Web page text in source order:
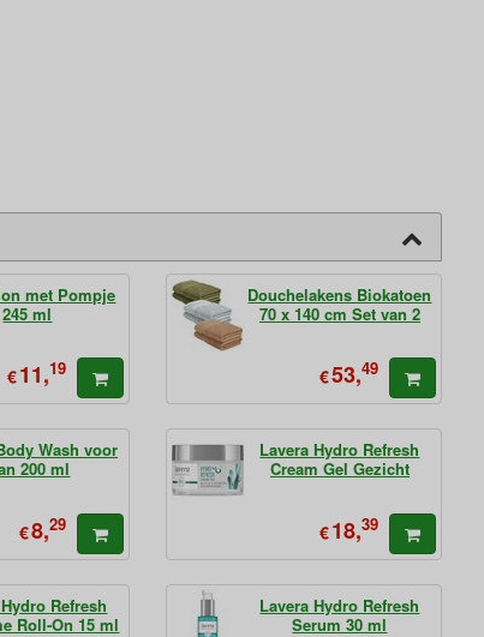
met Pompje
245 ml
€11,19
Douchelakens Biokatoen
70 x 140 cm Set van 2
€53,49
Wash voor
200 ml
€8,29
Lavera Hydro Refresh
Cream Gel Gezicht
€18,39
Refresh
Roll-On 15 ml
Lavera Hydro Refresh
Serum 30 ml